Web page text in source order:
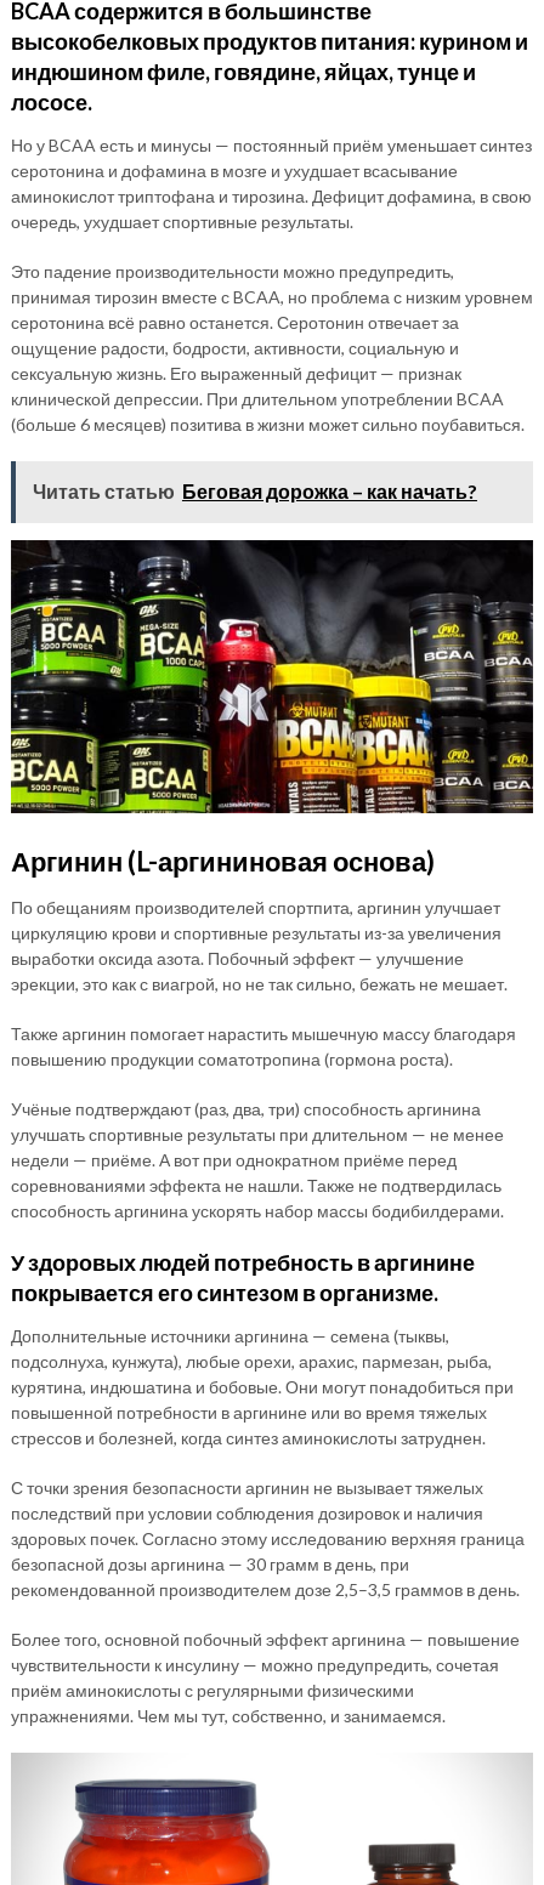
BCAA содержится в большинстве
высокобелковых продуктов питания: курином и
индюшином филе, говядине, яйцах, тунце и
лососе.
Но у BCAA есть и минусы — постоянный приём уменьшает синтез
серотонина и дофамина в мозге и ухудшает всасывание
аминокислот триптофана и тирозина. Дефицит дофамина, в свою
очередь, ухудшает спортивные результаты.
Это падение производительности можно предупредить,
принимая тирозин вместе с BCAA, но проблема с низким уровнем
серотонина всё равно останется. Серотонин отвечает за
ощущение радости, бодрости, активности, социальную и
сексуальную жизнь. Его выраженный дефицит — признак
клинической депрессии. При длительном употреблении BCAA
(больше 6 месяцев) позитива в жизни может сильно поубавиться.
Читать статью Беговая дорожка – как начать?
Аргинин (L-аргининовая основа)
По обещаниям производителей спортпита, аргинин улучшает
циркуляцию крови и спортивные результаты из-за увеличения
выработки оксида азота. Побочный эффект — улучшение
эрекции, это как с виагрой, но не так сильно, бежать не мешает.
Также аргинин помогает нарастить мышечную массу благодаря
повышению продукции соматотропина (гормона роста).
Учёные подтверждают (раз, два, три) способность аргинина
улучшать спортивные результаты при длительном — не менее
недели — приёме. А вот при однократном приёме перед
соревнованиями эффекта не нашли. Также не подтвердилась
способность аргинина ускорять набор массы бодибилдерами.
У здоровых людей потребность в аргинине
покрывается его синтезом в организме.
Дополнительные источники аргинина — семена (тыквы,
подсолнуха, кунжута), любые орехи, арахис, пармезан, рыба,
курятина, индюшатина и бобовые. Они могут понадобиться при
повышенной потребности в аргинине или во время тяжелых
стрессов и болезней, когда синтез аминокислоты затруднен.
С точки зрения безопасности аргинин не вызывает тяжелых
последствий при условии соблюдения дозировок и наличия
здоровых почек. Согласно этому исследованию верхняя граница
безопасной дозы аргинина — 30 грамм в день, при
рекомендованной производителем дозе 2,5–3,5 граммов в день.
Более того, основной побочный эффект аргинина — повышение
чувствительности к инсулину — можно предупредить, сочетая
приём аминокислоты с регулярными физическими
упражнениями. Чем мы тут, собственно, и занимаемся.